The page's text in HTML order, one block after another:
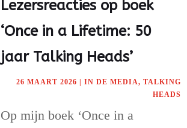
Lezersreacties op boek
‘Once in a Lifetime: 50
jaar Talking Heads’
26 MAART 2026 |IN DE MEDIA,TALKING
HEADS
Op mijn boek ‘Once in a